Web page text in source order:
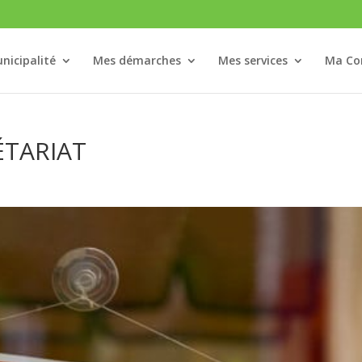
Mes démarches Mes services Ma